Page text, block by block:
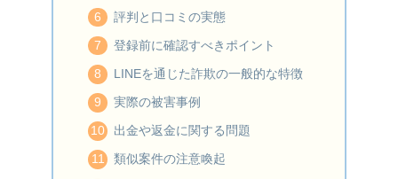
評判と口コミの実態
登録前に確認すべきポイント
LINEを通じた詐欺の一般的な特徴
実際の被害事例
出金や返金に関する問題
類似案件の注意喚起